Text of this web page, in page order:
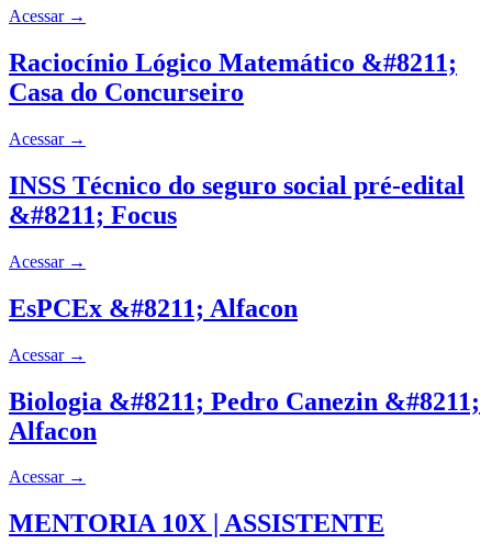
Acessar →
Raciocínio Lógico Matemático &#8211;
Casa do Concurseiro
Acessar →
INSS Técnico do seguro social pré-edital
&#8211; Focus
Acessar →
EsPCEx &#8211; Alfacon
Acessar →
Biologia &#8211; Pedro Canezin &#8211;
Alfacon
Acessar →
MENTORIA 10X | ASSISTENTE